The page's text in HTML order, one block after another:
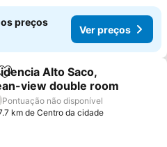
preços
Ver preços
Adicionar aos favoritos
Alto Saco,
view double room
Pontuação não disponível
km de Centro da cidade